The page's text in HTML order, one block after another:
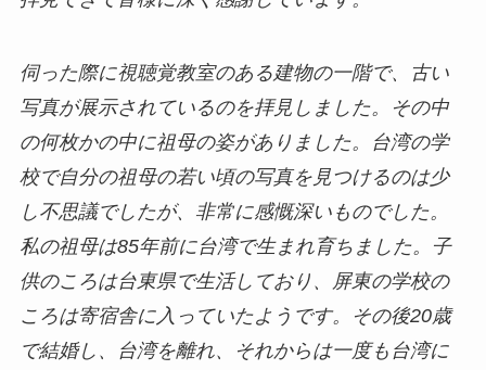
伺った際に視聴覚教室のある建物の一階で、古い
写真が展示されているのを拝見しました。その中
の何枚かの中に祖母の姿がありました。台湾の学
校で自分の祖母の若い頃の写真を見つけるのは少
し不思議でしたが、非常に感慨深いものでした。
私の祖母は85年前に台湾で生まれ育ちました。子
供のころは台東県で生活しており、屏東の学校の
ころは寄宿舎に入っていたようです。その後20歳
で結婚し、台湾を離れ、それからは一度も台湾に